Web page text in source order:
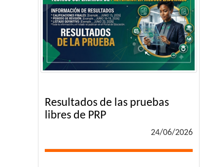
Resultados de las pruebas
libres de PRP
24/06/2026